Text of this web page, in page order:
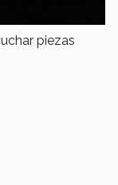
piezas